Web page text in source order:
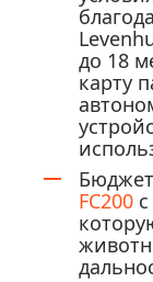
до 18
карту
FC200